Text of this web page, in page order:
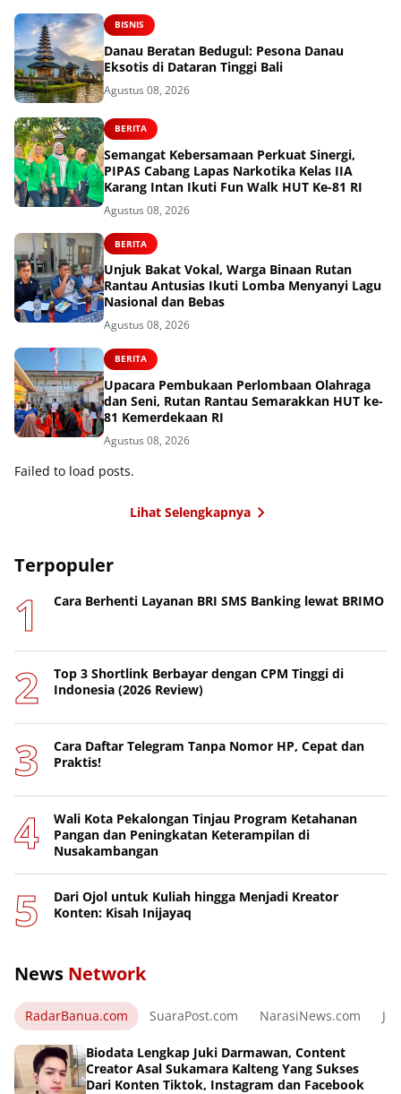
BISNIS
Danau Beratan Bedugul: Pesona Danau
Eksotis di Dataran Tinggi Bali
Agustus 08, 2026
BERITA
Semangat Kebersamaan Perkuat Sinergi,
PIPAS Cabang Lapas Narkotika Kelas IIA
Karang Intan Ikuti Fun Walk HUT Ke-81 RI
Agustus 08, 2026
BERITA
Unjuk Bakat Vokal, Warga Binaan Rutan
Rantau Antusias Ikuti Lomba Menyanyi Lagu
Nasional dan Bebas
Agustus 08, 2026
BERITA
Upacara Pembukaan Perlombaan Olahraga
dan Seni, Rutan Rantau Semarakkan HUT ke-
81 Kemerdekaan RI
Agustus 08, 2026
Failed to load posts.
Lihat Selengkapnya
Terpopuler
Cara Berhenti Layanan BRI SMS Banking lewat BRIMO
Top 3 Shortlink Berbayar dengan CPM Tinggi di
Indonesia (2026 Review)
Cara Daftar Telegram Tanpa Nomor HP, Cepat dan
Praktis!
Wali Kota Pekalongan Tinjau Program Ketahanan
Pangan dan Peningkatan Keterampilan di
Nusakambangan
Dari Ojol untuk Kuliah hingga Menjadi Kreator
Konten: Kisah Inijayaq
News Network
RadarBanua.com SuaraPost.com NarasiNews.com
Biodata Lengkap Juki Darmawan, Content
Creator Asal Sukamara Kalteng Yang Sukses
Dari Konten Tiktok, Instagram dan Facebook